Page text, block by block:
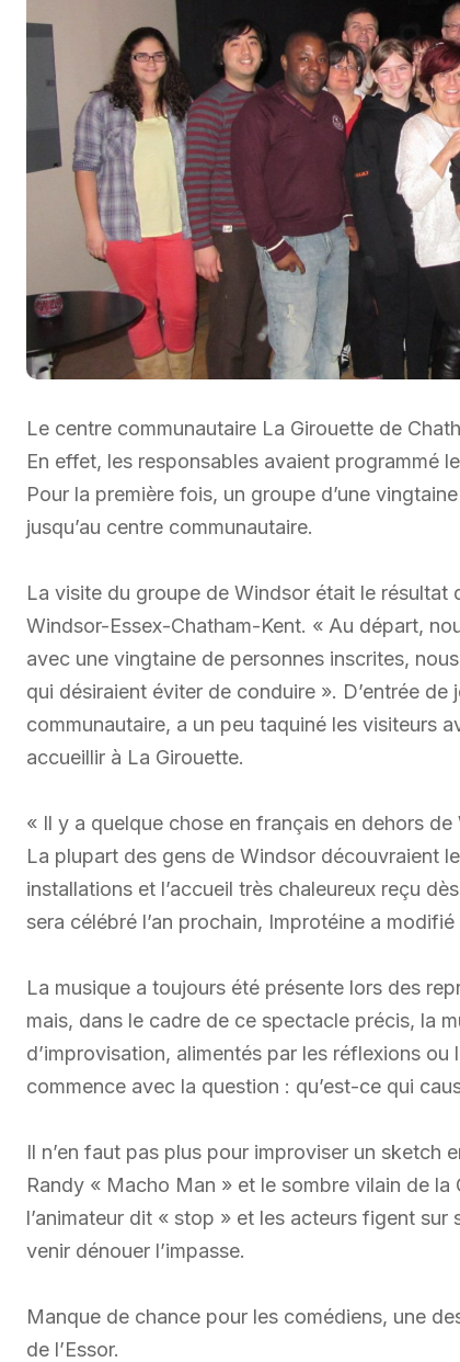
Le centre communautaire La Girouette de
En effet, les responsables avaient programmé
Pour la première fois, un groupe d’une
jusqu’au centre communautaire.
La visite du groupe de Windsor était le résultat
Windsor-Essex-Chatham-Kent. « Au départ,
avec une vingtaine de personnes inscrites,
qui désiraient éviter de conduire ». D’entrée
communautaire, a un peu taquiné les visiteurs
accueillir à La Girouette.
« Il y a quelque chose en français en dehors
La plupart des gens de Windsor découvraient
installations et l’accueil très chaleureux reçu
sera célébré l’an prochain, Improtéine a
La musique a toujours été présente lors des
mais, dans le cadre de ce spectacle précis, la
d’improvisation, alimentés par les réflexions
commence avec la question : qu’est-ce qui
Il n’en faut pas plus pour improviser un sketch
Randy « Macho Man » et le sombre vilain de
l’animateur dit « stop » et les acteurs figent sur
venir dénouer l’impasse.
Manque de chance pour les comédiens, une
de l’Essor.